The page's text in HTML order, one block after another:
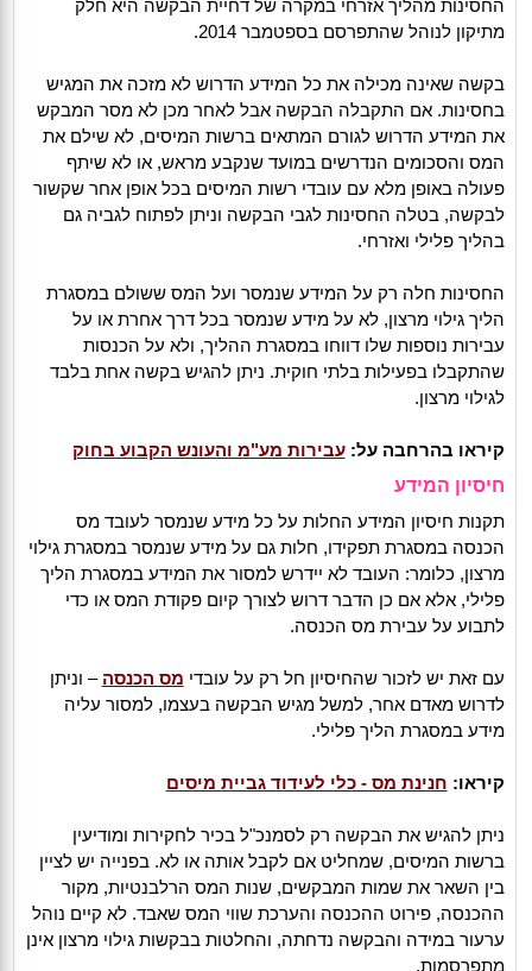
החסינות מהליך אזרחי במקרה של דחיית הבקשה היא חלק
מתיקון לנוהל שהתפרסם בספטמבר 2014.
בקשה שאינה מכילה את כל המידע הדרוש לא מזכה את המגיש
בחסינות. אם התקבלה הבקשה אבל לאחר מכן לא מסר המבקש
את המידע הדרוש לגורם המתאים ברשות המיסים, לא שילם את
המס והסכומים הנדרשים במועד שנקבע מראש, או לא שיתף
פעולה באופן מלא עם עובדי רשות המיסים בכל אופן אחר שקשור
לבקשה, בטלה החסינות לגבי הבקשה וניתן לפתוח לגביה גם
בהליך פלילי ואזרחי.
החסינות חלה רק על המידע שנמסר ועל המס ששולם במסגרת
הליך גילוי מרצון, לא על מידע שנמסר בכל דרך אחרת או על
עבירות נוספות שלו דווחו במסגרת ההליך, ולא על הכנסות
שהתקבלו בפעילות בלתי חוקית. ניתן להגיש בקשה אחת בלבד
לגילוי מרצון.
קיראו בהרחבה על:עבירות מע"מ והעונש הקבוע בחוק
חיסיון המידע
תקנות חיסיון המידע החלות על כל מידע שנמסר לעובד מס
הכנסה במסגרת תפקידו, חלות גם על מידע שנמסר במסגרת גילוי
מרצון, כלומר: העובד לא יידרש למסור את המידע במסגרת הליך
פלילי, אלא אם כן הדבר דרוש לצורך קיום פקודת המס או כדי
לתבוע על עבירת מס הכנסה.
עם זאת יש לזכור שהחיסיון חל רק על עובדי מס הכנסה – וניתן
לדרוש מאדם אחר, למשל מגיש הבקשה בעצמו, למסור עליה
מידע במסגרת הליך פלילי.
קיראו: חנינת מס - כלי לעידוד גביית מיסים
ניתן להגיש את הבקשה רק לסמנכ"ל בכיר לחקירות ומודיעין
ברשות המיסים, שמחליט אם לקבל אותה או לא. בפנייה יש לציין
בין השאר את שמות המבקשים, שנות המס הרלבנטיות, מקור
ההכנסה, פירוט ההכנסה והערכת שווי המס שאבד. לא קיים נוהל
ערעור במידה והבקשה נדחתה, והחלטות בבקשות גילוי מרצון אינן
מתפרסמות.